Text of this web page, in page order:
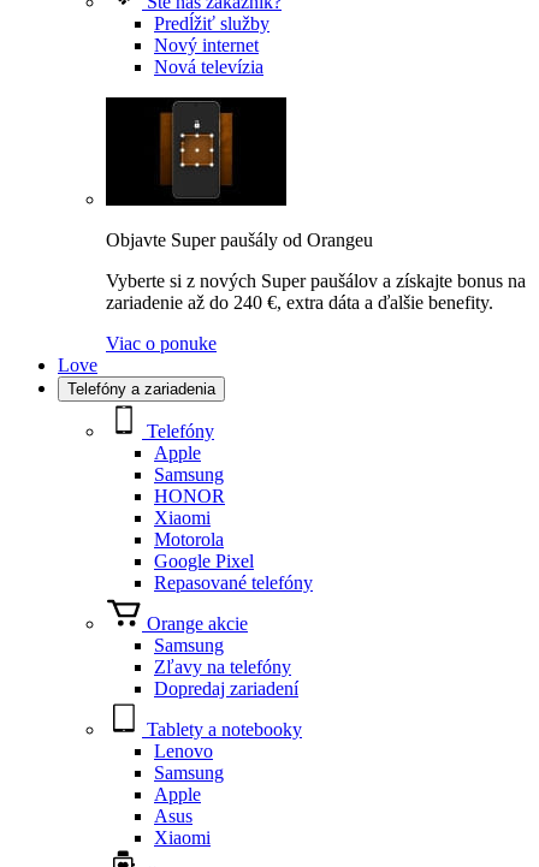
Predĺžiť služby
Nový internet
Nová televízia
Objavte Super paušály od Orangeu
Vyberte si z nových Super paušálov a získajte bonus na
zariadenie až do 240 €, extra dáta a ďalšie benefity.
Viac o ponuke
Love
Telefóny a zariadenia
Telefóny
Apple
Samsung
HONOR
Xiaomi
Motorola
Google Pixel
Repasované telefóny
Orange akcie
Samsung
Zľavy na telefóny
Dopredaj zariadení
Tablety a notebooky
Lenovo
Samsung
Apple
Asus
Xiaomi